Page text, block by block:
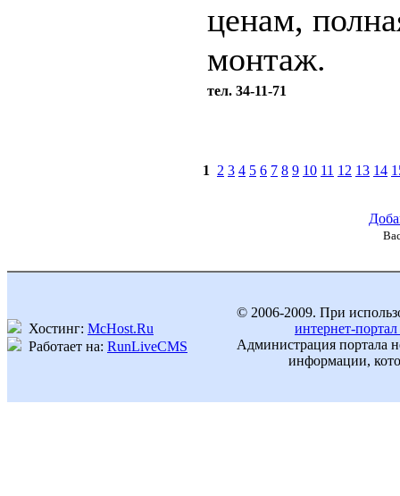
ценам,
монтаж.
тел. 34-11-71
1 2 3 4 5 6 7 8 9 10 11 12 13 14
Хостинг: McHost.Ru
Работает на: RunLiveCMS
© 2006-2009. При
интернет-
Администрация портала
информации,